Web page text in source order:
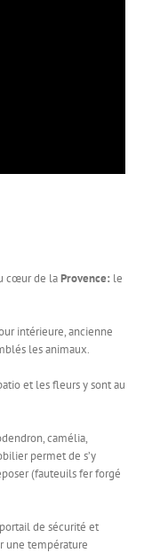
cœur de laProvence: le
intérieure, ancienne
les animaux.
et les fleurs y sont au
camélia,
permet de s’y
(fauteuils fer forgé
de sécurité et
une température